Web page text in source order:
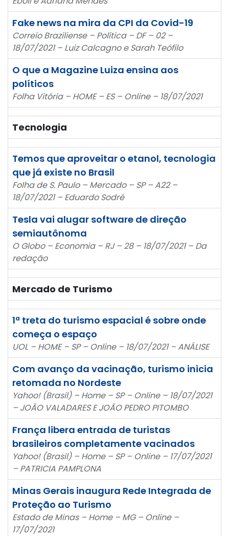
Fake news na mira da CPI da Covid-19
Correio Braziliense – Política – DF – 02 –
18/07/2021 – Luiz Calcagno e Sarah Teófilo
O que a Magazine Luiza ensina aos
políticos
Folha Vitória – HOME – ES – Online – 18/07/2021
Tecnologia
Temos que aproveitar o etanol, tecnologia
que já existe no Brasil
Folha de S. Paulo – Mercado – SP – A22 –
18/07/2021 – Eduardo Sodré
Tesla vai alugar software de direção
semiautônoma
O Globo – Economia – RJ – 28 – 18/07/2021 – Da
redação
Mercado de Turismo
1ª treta do turismo espacial é sobre onde
começa o espaço
UOL – HOME – SP – Online – 18/07/2021 – ANÁLISE
Com avanço da vacinação, turismo inicia
retomada no Nordeste
Yahoo! (Brasil) – Home – SP – Online – 18/07/2021
– JOÃO VALADARES E JOÃO PEDRO PITOMBO
França libera entrada de turistas
brasileiros completamente vacinados
Yahoo! (Brasil) – Home – SP – Online – 17/07/2021
– PATRICIA PAMPLONA
Minas Gerais inaugura Rede Integrada de
Proteção ao Turismo
Estado de Minas – Home – MG – Online –
17/07/2021